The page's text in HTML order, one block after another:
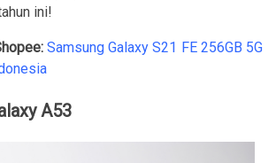
ini!
Samsung Galaxy S21 FE 256GB 5G
A53